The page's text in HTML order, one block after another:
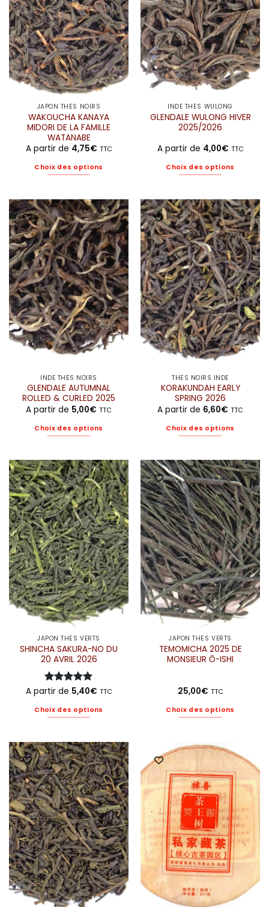
JAPON THÉS NOIRS
WAKOUCHA KANAYA
MIDORI DE LA FAMILLE
WATANABE
A partir de 4,75€ TTC
Choix des options
a
plusieurs
variations.
Les
options
peuvent
être
choisies
sur
la
page
du
produit
INDE THÉS WULONG
GLENDALE WULONG HIVER
2025/2026
A partir de 4,00€ TTC
Choix des options
a
plusieurs
variations.
Les
options
peuvent
être
choisies
sur
la
page
du
produit
INDE THÉS NOIRS
GLENDALE AUTUMNAL
ROLLED & CURLED 2025
A partir de 5,00€ TTC
Choix des options
a
plusieurs
variations.
Les
options
peuvent
être
choisies
sur
la
page
du
produit
THÉS NOIRS INDE
KORAKUNDAH EARLY
SPRING 2026
A partir de 6,60€ TTC
Choix des options
a
plusieurs
variations.
Les
options
peuvent
être
choisies
sur
la
page
du
produit
JAPON THÉS VERTS
SHINCHA SAKURA-NO DU
20 AVRIL 2026
Note5sur
A partir de 5,40€ TTC
Choix des options
a
plusieurs
variations.
Les
options
peuvent
être
choisies
sur
la
page
du
produit
JAPON THÉS VERTS
TEMOMICHA 2025 DE
MONSIEUR Ō-ISHI
25,00€ TTC
Choix des options
a
plusieurs
variations.
Les
options
peuvent
être
choisies
sur
la
page
du
produit